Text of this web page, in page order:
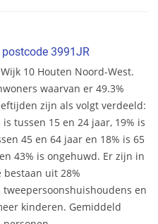
3991JR
10 Houten Noord-West.
waarvan er 49.3%
zijn als volgt verdeeld:
tussen 15 en 24 jaar, 19% is
45 en 64 jaar en 18% is 65
43% is ongehuwd. Er zijn in
bestaan uit 28%
en
kinderen. Gemiddeld